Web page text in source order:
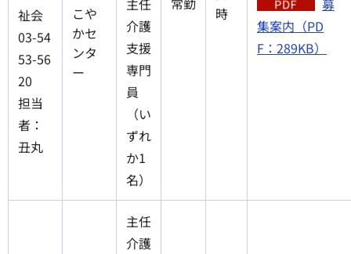
祉会
03-54
53-56
20
担当
者：
丑丸
こや
かセ
ンタ
ー
介護
支援
専門
員
（い
ずれ
か1
名）
時
集案内（PD
F：289KB）
主任
介護